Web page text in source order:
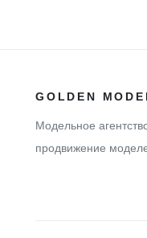
GOLDEN
Модельное
продвижение